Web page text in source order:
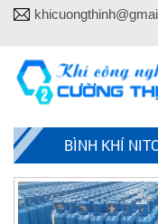
BÌNH KHÍ